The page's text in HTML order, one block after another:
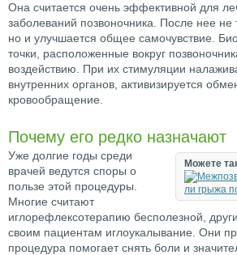
Она считается очень эффективной для
заболеваний позвоночника. После нее не
но и улучшается общее самочувствие.
точки, расположенные вокруг
воздействию. При их стимуляции
внутренних органов, активизируется
кровообращение.
Почему его редко назначают
Можете
ли грыжа
Уже долгие годы среди
врачей ведутся споры о
пользе этой процедуры.
Многие считают
иглорефлексотерапию бесполезной,
своим пациентам иглоукалывание. Они
процедура помогает снять боли и